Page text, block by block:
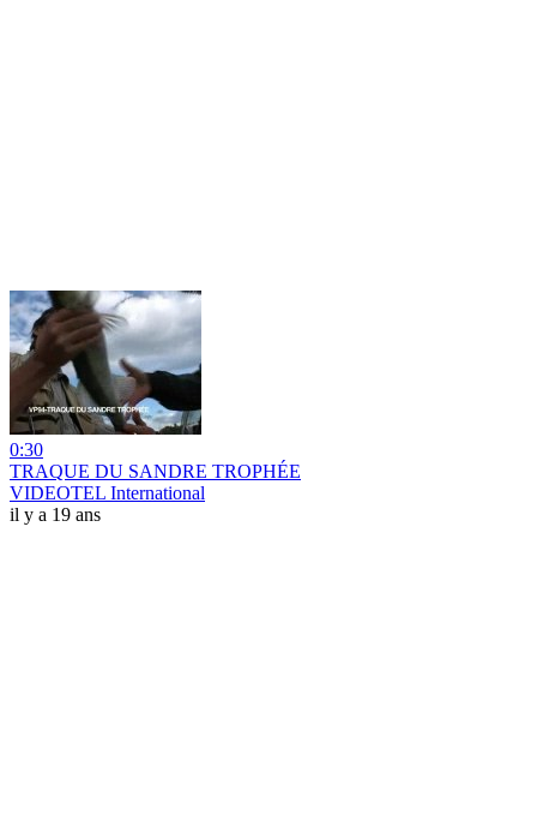
0:30
TRAQUE DU SANDRE TROPHÉE
VIDEOTEL International
il y a 19 ans